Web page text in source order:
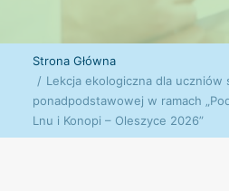
Strona Główna
Lekcja ekologiczna dla uczniów
ponadpodstawowej w ramach
Lnu i Konopi – Oleszyce 2026”